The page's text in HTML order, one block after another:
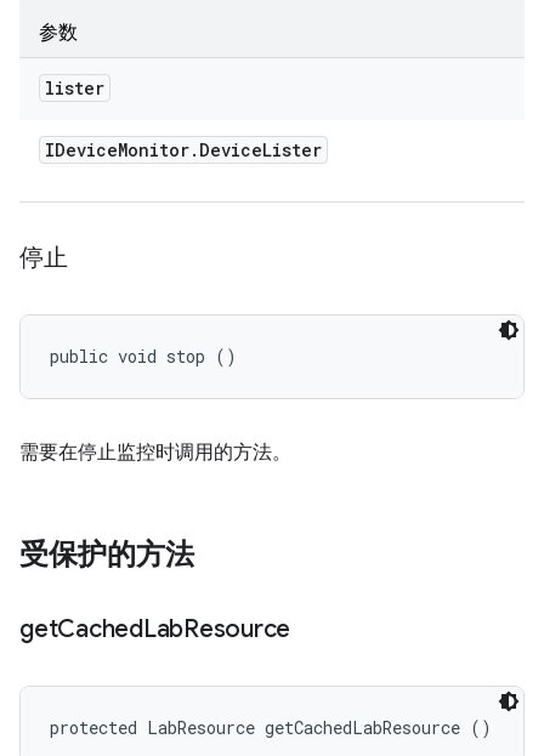
参数
lister
IDeviceMonitor. DeviceLister
停止
public void stop ()
需要在停止监控时调用的方法。
受保护的方法
getCachedLabResource
protected LabResource getCachedLabResource ()